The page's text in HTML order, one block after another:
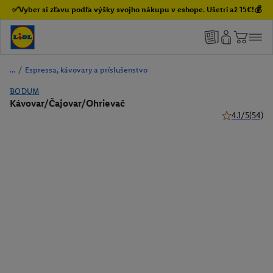
✅Vyber si zľavu podľa výšky svojho nákupu v eshope. Ušetri až 15€!💰
/ Espressa, kávovary a príslušenstvo
BODUM
Kávovar/Čajovar/Ohrievač
4.1/5(54)